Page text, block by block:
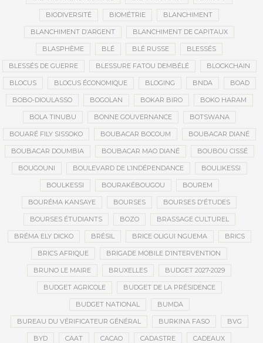
BIODIVERSITÉ BIOMÉTRIE BLANCHIMENT
BLANCHIMENT D’ARGENT BLANCHIMENT DE CAPITAUX
BLASPHÈME BLÉ BLÉ RUSSE BLESSÉS
BLESSÉS DE GUERRE BLESSURE FATOU DEMBÉLÉ BLOCKCHAIN
BLOCUS BLOCUS ÉCONOMIQUE BLOGING BNDA BOAD
BOBO-DIOULASSO BOGOLAN BOKAR BIRO BOKO HARAM
BOLA TINUBU BONNE GOUVERNANCE BOTSWANA
BOUARÉ FILY SISSOKO BOUBACAR BOCOUM BOUBACAR DIANÉ
BOUBACAR DOUMBIA BOUBACAR MAO DIANÉ BOUBOU CISSÉ
BOUGOUNI BOULEVARD DE L’INDÉPENDANCE BOULIKESSI
BOULKESSI BOURAKÉBOUGOU BOUREM
BOURÉMA KANSAYE BOURSES BOURSES D'ÉTUDES
BOURSES ÉTUDIANTS BOZO BRASSAGE CULTUREL
BRÉMA ELY DICKO BRÉSIL BRICE OLIGUI NGUEMA BRICS
BRICS AFRIQUE BRIGADE MOBILE D’INTERVENTION
BRUNO LE MAIRE BRUXELLES BUDGET 2027-2029
BUDGET AGRICOLE BUDGET DE LA PRÉSIDENCE
BUDGET NATIONAL BUMDA
BUREAU DU VÉRIFICATEUR GÉNÉRAL BURKINA FASO BVG
BYD CAAT CACAO CADASTRE CADEAUX